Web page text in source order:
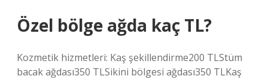
Özel bölge ağda kaç TL?
Kozmetik hizmetleri: Kaş şekillendirme200 TLStüm
bacak ağdası350 TLSikini bölgesi ağdası350 TLKaş